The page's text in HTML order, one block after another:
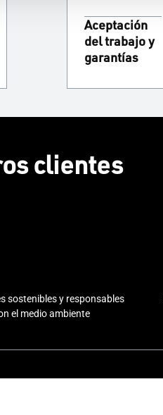
Aceptación
del trabajo y
garantías
clientes
sostenibles y responsables
el medio ambiente